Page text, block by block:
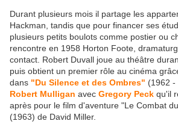
Durant plusieurs mois il partage les
Hackman, tandis que pour financer ses
plusieurs petits boulots comme postier ou
rencontre en 1958 Horton Foote,
contact. Robert Duvall joue au théâtre
puis obtient un premier rôle au cinéma
dans "Du Silence et des Ombres" (1962 -
Robert Mulligan avec Gregory Peck qu'il
après pour le film d'aventure "Le Combat
(1963) de David Miller.